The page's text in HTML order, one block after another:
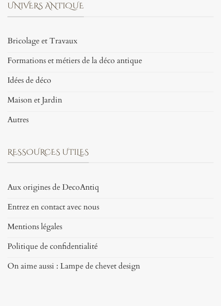
UNIVERS ANTIQUE
Bricolage et Travaux
Formations et métiers de la déco antique
Idées de déco
Maison et Jardin
Autres
RESSOURCES UTILES
Aux origines de DecoAntiq
Entrez en contact avec nous
Mentions légales
Politique de confidentialité
On aime aussi : Lampe de chevet design